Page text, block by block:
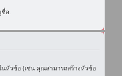
ชื่อ.
หัวข้อ (เช่น คุณสามารถสร้างหัวข้อ